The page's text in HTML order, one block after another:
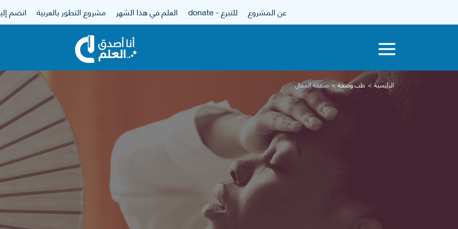
عن المشروع للتبرع - donate العلم في هذا الشهر مشروع التطور بالعربية انضم
الرئيسية طب وصحة صفحة المقال